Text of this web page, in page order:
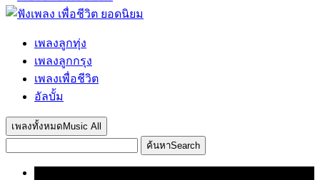
เพลงลูกทุ่ง
เพลงลูกกรุง
เพลงเพื่อชีวิต
อัลบั้ม
เพลงทั้งหมด Music All
ค้นหาSearch